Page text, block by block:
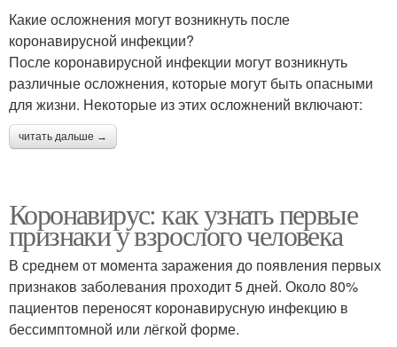
Какие осложнения могут возникнуть после
коронавирусной инфекции?
После коронавирусной инфекции могут возникнуть
различные осложнения, которые могут быть опасными
для жизни. Некоторые из этих осложнений включают:
читать дальше →
Коронавирус: как узнать первые
признаки у взрослого человека
В среднем от момента заражения до появления первых
признаков заболевания проходит 5 дней. Около 80%
пациентов переносят коронавирусную инфекцию в
бессимптомной или лёгкой форме.